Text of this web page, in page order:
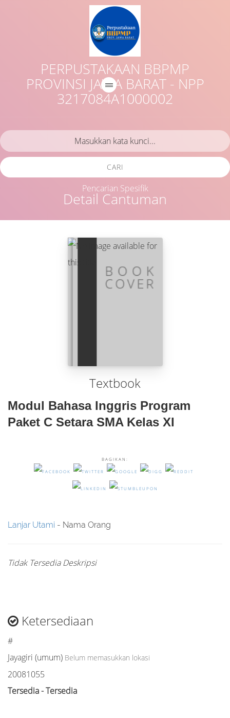
PERPUSTAKAAN BBPMP
PROVINSI JAWA BARAT - NPP
3217084A1000002
Detail Cantuman
CARI
Pencarian Spesifik
Textbook
Modul Bahasa Inggris Program
Paket C Setara SMA Kelas XI
BAGIKAN:
Lanjar Utami - Nama Orang
Tidak Tersedia Deskripsi
Ketersediaan
#
Jayagiri (umum) Belum memasukkan lokasi
20081055
Tersedia - Tersedia